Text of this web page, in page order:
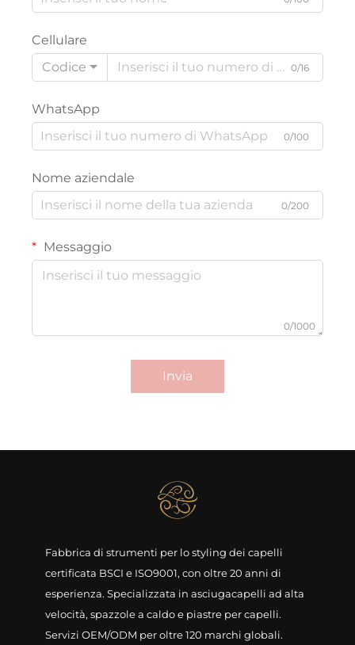
Cellulare
Codice
0/16
WhatsApp
0/100
Nome aziendale
0/200
Messaggio
0/1000
Invia
Fabbrica di strumenti per lo styling dei capelli
certificata BSCI e ISO9001, con oltre 20 anni di
esperienza. Specializzata in asciugacapelli ad alta
velocità, spazzole a caldo e piastre per capelli.
Servizi OEM/ODM per oltre 120 marchi globali.